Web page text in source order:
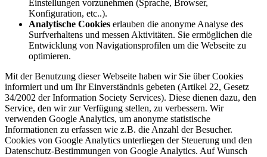
Einstellungen vorzunehmen (Sprache, Browser,
Konfiguration, etc..).
Analytische Cookies erlauben die anonyme Analyse des
Surfverhaltens und messen Aktivitäten. Sie ermöglichen die
Entwicklung von Navigationsprofilen um die Webseite zu
optimieren.
Mit der Benutzung dieser Webseite haben wir Sie über Cookies
informiert und um Ihr Einverständnis gebeten (Artikel 22, Gesetz
34/2002 der Information Society Services). Diese dienen dazu, den
Service, den wir zur Verfügung stellen, zu verbessern. Wir
verwenden Google Analytics, um anonyme statistische
Informationen zu erfassen wie z.B. die Anzahl der Besucher.
Cookies von Google Analytics unterliegen der Steuerung und den
Datenschutz-Bestimmungen von Google Analytics. Auf Wunsch